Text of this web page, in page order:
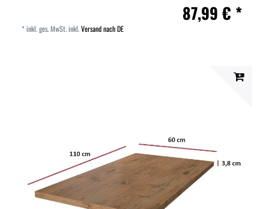
87,99 € *
*inkl. ges. MwSt.inkl.Versand nach DE